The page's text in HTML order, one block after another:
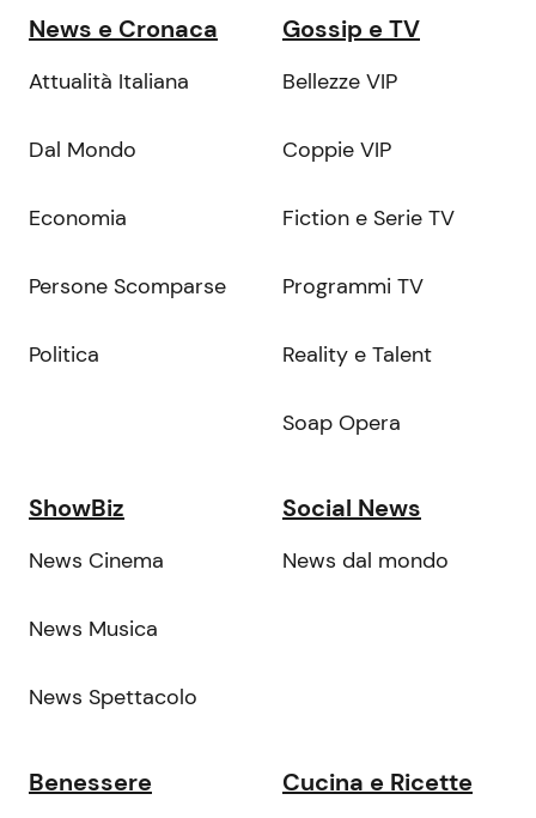
News e Cronaca
Attualità Italiana
Dal Mondo
Economia
Persone Scomparse
Politica
Gossip e TV
Bellezze VIP
Coppie VIP
Fiction e Serie TV
Programmi TV
Reality e Talent
Soap Opera
ShowBiz
News Cinema
News Musica
News Spettacolo
Social News
News dal mondo
Benessere Cucina e Ricette